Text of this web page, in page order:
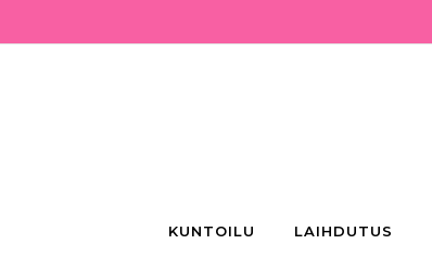
KUNTOILU LAIHDUTUS